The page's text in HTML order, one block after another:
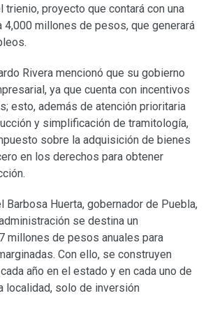
trienio, proyecto que contará con una
4,000 millones de pesos, que generará
Rivera mencionó que su gobierno
ya que cuenta con incentivos
esto, además de atención prioritaria
y simplificación de tramitología,
sobre la adquisición de bienes
en los derechos para obtener
Barbosa Huerta, gobernador de Puebla,
se destina un
millones de pesos anuales para
Con ello, se construyen
año en el estado y en cada uno de
localidad, solo de inversión